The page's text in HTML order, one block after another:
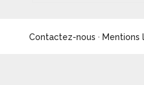
Contactez-nous · Mentions